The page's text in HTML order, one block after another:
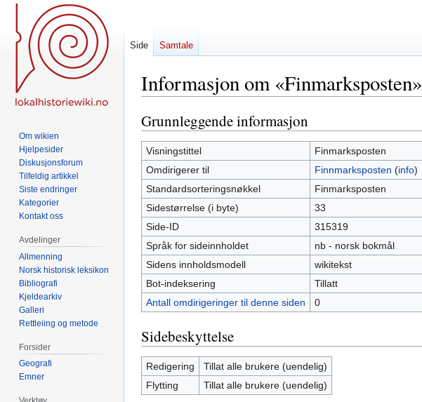
Informasjon om «Finmarksposten»
Hopp
til
navigering
Hopp
til
søk
Grunnleggende informasjon
Visningstittel
Finmarksposten
Omdirigerer til
Finnmarksposten (info)
Standardsorteringsnøkkel
Finmarksposten
Sidestørrelse (i byte)
33
Side-ID
315319
Språk for sideinnholdet
nb - norsk bokmål
Sidens innholdsmodell
wikitekst
Bot-indeksering
Tillatt
Antall omdirigeringer til denne siden
0
Sidebeskyttelse
Redigering
Tillat alle brukere (uendelig)
Flytting
Tillat alle brukere (uendelig)
Side Samtale
Om wikien
Hjelpesider
Diskusjonsforum
Tilfeldig artikkel
Siste endringer
Kategorier
Kontakt oss
Avdelinger
Allmenning
Norsk historisk leksikon
Bibliografi
Kjeldearkiv
Galleri
Rettleiing og metode
Forsider
Geografi
Emner